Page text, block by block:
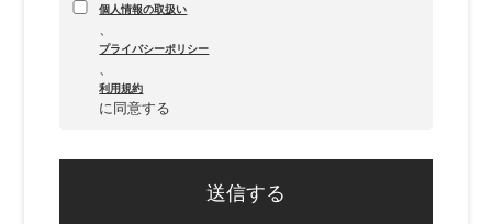
個人情報の取扱い
、
プライバシーポリシー
、
利用規約
に同意する
送信する